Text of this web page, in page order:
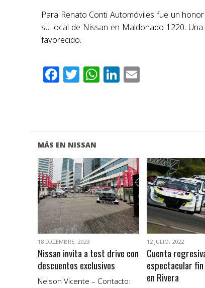
Para Renato Conti Automóviles fue un
su local de Nissan en Maldonado 1220.
favorecido.
Facebook
Twitter
WhatsApp
LinkedIn
MÁS EN NISSAN
VER NOTA
18 DICIEMBRE, 2023
Nissan invita a test drive con
descuentos exclusivos
Nelson Vicente – Contacto:
VER
12 JULIO, 2022
Cuenta
espectacular
en Rivera